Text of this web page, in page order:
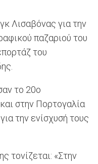
Λισαβόνας για την
παζαριού του
του
το 20ο
στην Πορτογαλία
την ενίσχυσή τους
τονίζεται: «Στην